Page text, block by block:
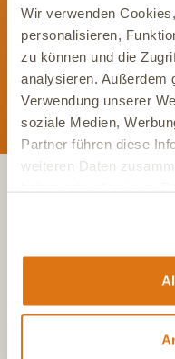
Wir verwenden
personalisieren,
zu können und die
analysieren. Außerdem
Verwendung unserer
soziale Medien,
Partner führen diese
weiteren Daten
Social Media. Unsere
+49 (0)6504
Aus Österreich, Mo-Fr, 7-